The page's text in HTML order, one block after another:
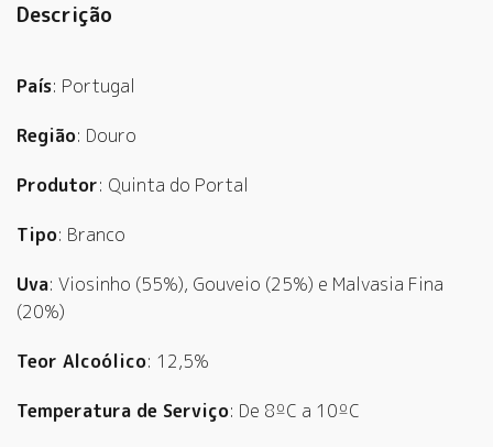
Descrição
País: Portugal
Região: Douro
Produtor: Quinta do Portal
Tipo: Branco
Uva: Viosinho (55%), Gouveio (25%) e Malvasia Fina
(20%)
Teor Alcoólico: 12,5%
Temperatura de Serviço: De 8ºC a 10ºC